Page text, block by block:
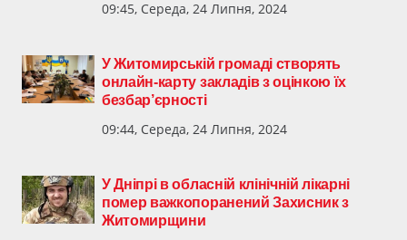
09:45, Середа, 24 Липня, 2024
У Житомирській громаді створять
онлайн-карту закладів з оцінкою їх
безбар’єрності
09:44, Середа, 24 Липня, 2024
У Дніпрі в обласній клінічній лікарні
помер важкопоранений Захисник з
Житомирщини